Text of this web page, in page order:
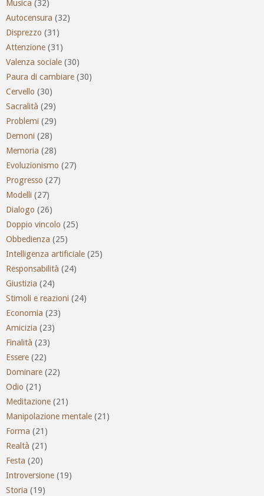
Musica (32)
Autocensura (32)
Disprezzo (31)
Attenzione (31)
Valenza sociale (30)
Paura di cambiare (30)
Cervello (30)
Sacralità (29)
Problemi (29)
Demoni (28)
Memoria (28)
Evoluzionismo (27)
Progresso (27)
Modelli (27)
Dialogo (26)
Doppio vincolo (25)
Obbedienza (25)
Intelligenza artificiale (25)
Responsabilità (24)
Giustizia (24)
Stimoli e reazioni (24)
Economia (23)
Amicizia (23)
Finalità (23)
Essere (22)
Dominare (22)
Odio (21)
Meditazione (21)
Manipolazione mentale (21)
Forma (21)
Realtà (21)
Festa (20)
Introversione (19)
Storia (19)